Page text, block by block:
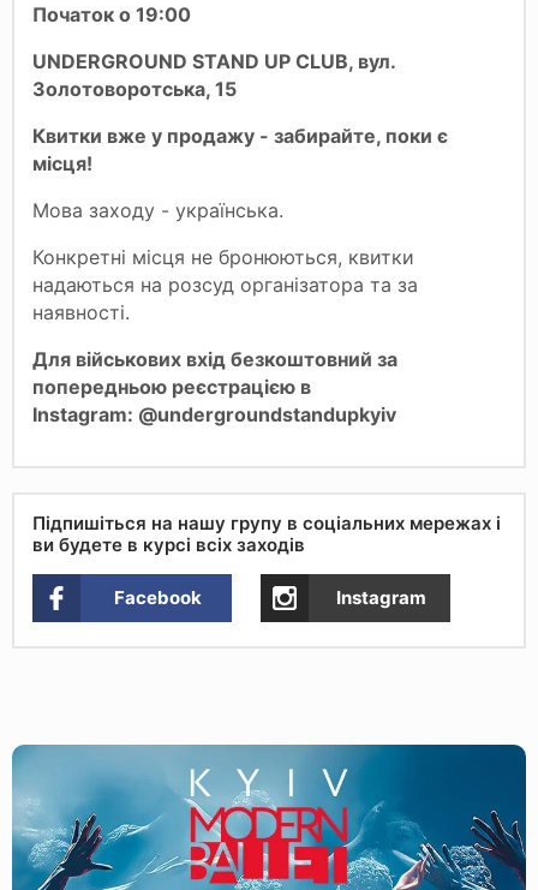
Початок о 19:00
UNDERGROUND STAND UP CLUB, вул.
Золотоворотська, 15
Квитки вже у продажу - забирайте, поки є
місця!
Мова заходу - українська.
Конкретні місця не бронюються, квитки
надаються на розсуд організатора та за
наявності.
Для військових вхід безкоштовний за
попередньою реєстрацією в
Instagram: @undergroundstandupkyiv
Підпишіться на нашу групу в соціальних мережах і
ви будете в курсі всіх заходів
Facebook Instagram